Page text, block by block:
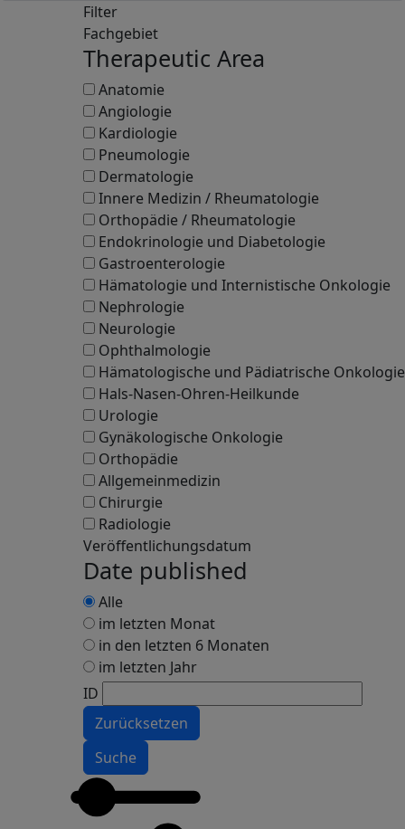
Filter
Fachgebiet
Therapeutic Area
Anatomie
Angiologie
Kardiologie
Pneumologie
Dermatologie
Innere Medizin / Rheumatologie
Orthopädie / Rheumatologie
Endokrinologie und Diabetologie
Gastroenterologie
Hämatologie und Internistische Onkologie
Nephrologie
Neurologie
Ophthalmologie
Hämatologische und Pädiatrische Onkologie
Hals-Nasen-Ohren-Heilkunde
Urologie
Gynäkologische Onkologie
Orthopädie
Allgemeinmedizin
Chirurgie
Radiologie
Veröffentlichungsdatum
Date published
Alle
im letzten Monat
in den letzten 6 Monaten
im letzten Jahr
ID